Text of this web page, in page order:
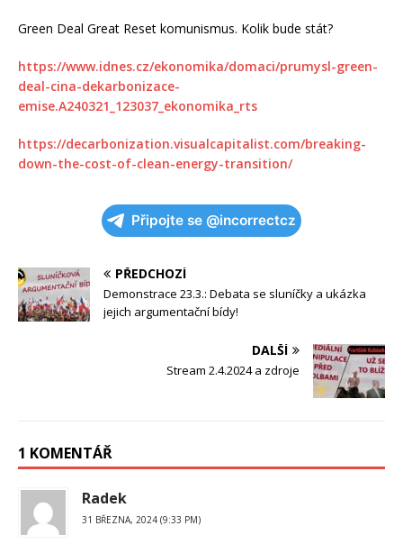
Green Deal Great Reset komunismus. Kolik bude stát?
https://www.idnes.cz/ekonomika/domaci/prumysl-green-
deal-cina-dekarbonizace-
emise.A240321_123037_ekonomika_rts
https://decarbonization.visualcapitalist.com/breaking-
down-the-cost-of-clean-energy-transition/
Připojte se @incorrectcz
PŘEDCHOZÍ
Demonstrace 23.3.: Debata se sluníčky a ukázka
jejich argumentační bídy!
DALŠÍ
Stream 2.4.2024 a zdroje
1 KOMENTÁŘ
Radek
31 BŘEZNA, 2024 (9:33 PM)